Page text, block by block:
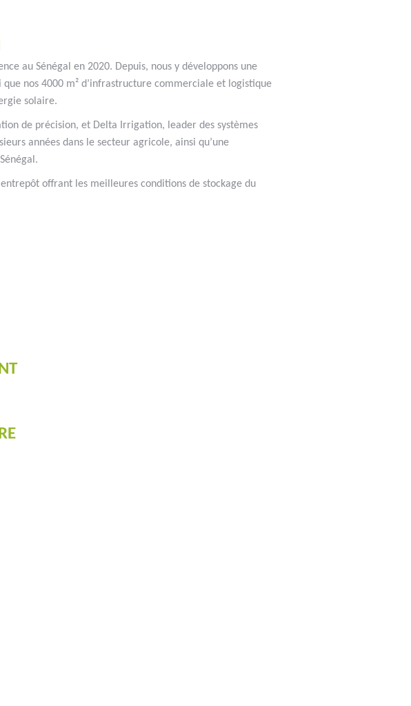
au Sénégal en 2020. Depuis, nous y développons une
nos 4000 m² d’infrastructure commerciale et logistique
solaire.
de précision, et Delta Irrigation, leader des systèmes
années dans le secteur agricole, ainsi qu’une
offrant les meilleures conditions de stockage du